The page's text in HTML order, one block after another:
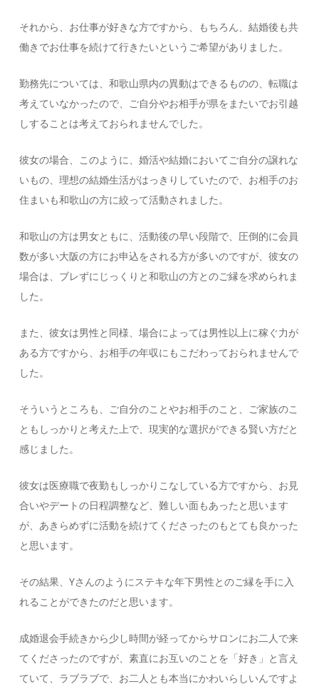
それから、お仕事が好きな方ですから、もちろん、結婚後も共
働きでお仕事を続けて行きたいというご希望がありました。
勤務先については、和歌山県内の異動はできるものの、転職は
考えていなかったので、ご自分やお相手が県をまたいでお引越
しすることは考えておられませんでした。
彼女の場合、このように、婚活や結婚においてご自分の譲れな
いもの、理想の結婚生活がはっきりしていたので、お相手のお
住まいも和歌山の方に絞って活動されました。
和歌山の方は男女ともに、活動後の早い段階で、圧倒的に会員
数が多い大阪の方にお申込をされる方が多いのですが、彼女の
場合は、ブレずにじっくりと和歌山の方とのご縁を求められま
した。
また、彼女は男性と同様、場合によっては男性以上に稼ぐ力が
ある方ですから、お相手の年収にもこだわっておられませんで
した。
そういうところも、ご自分のことやお相手のこと、ご家族のこ
ともしっかりと考えた上で、現実的な選択ができる賢い方だと
感じました。
彼女は医療職で夜勤もしっかりこなしている方ですから、お見
合いやデートの日程調整など、難しい面もあったと思います
が、あきらめずに活動を続けてくださったのもとても良かった
と思います。
その結果、Yさんのようにステキな年下男性とのご縁を手に入
れることができたのだと思います。
成婚退会手続きから少し時間が経ってからサロンにお二人で来
てくださったのですが、素直にお互いのことを「好き」と言え
ていて、ラブラブで、お二人とも本当にかわいらしいんですよ